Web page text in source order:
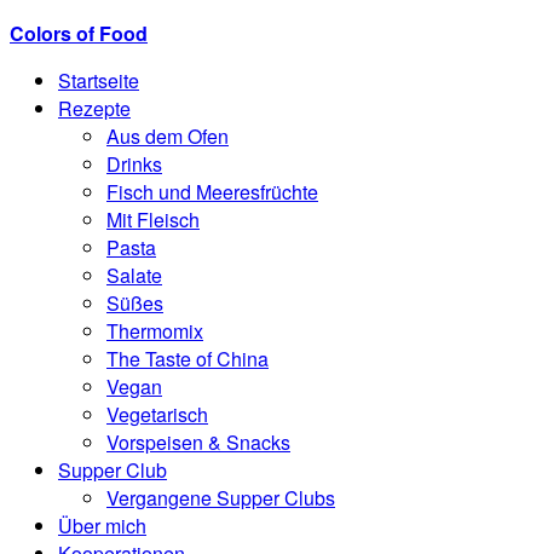
Colors of Food
Startseite
Rezepte
Aus dem Ofen
Drinks
Fisch und Meeresfrüchte
Mit Fleisch
Pasta
Salate
Süßes
Thermomix
The Taste of China
Vegan
Vegetarisch
Vorspeisen & Snacks
Supper Club
Vergangene Supper Clubs
Über mich